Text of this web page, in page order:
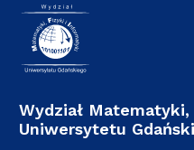
Wydział
Uniwersytetu